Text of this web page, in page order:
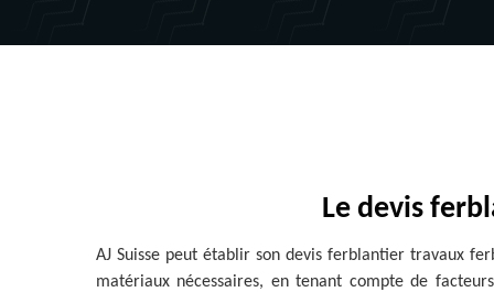
Le devis
AJ Suisse peut établir son devis ferblantier travaux
matériaux nécessaires, en tenant compte de